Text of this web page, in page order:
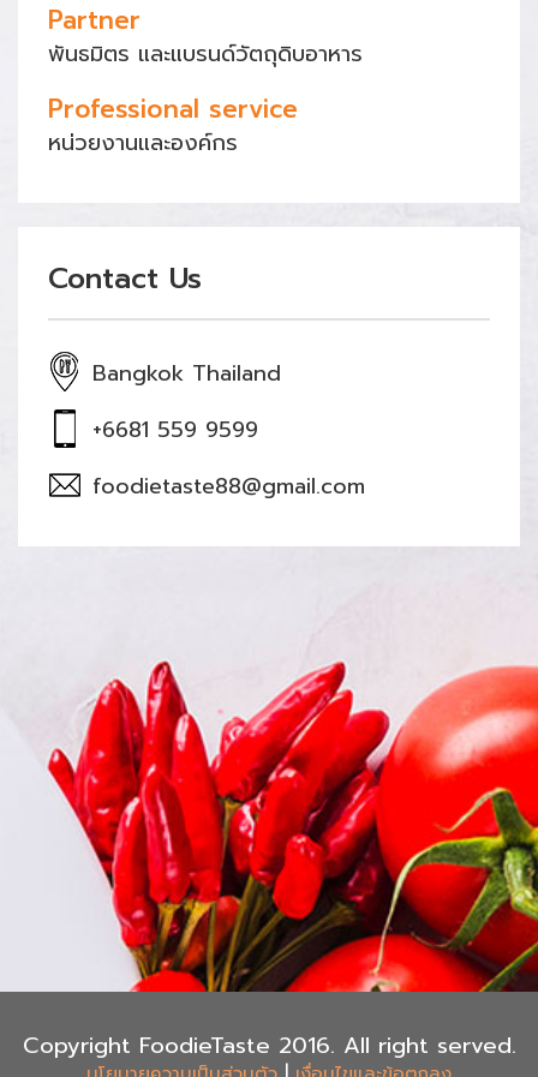
Partner
พันธมิตร และแบรนด์วัตถุดิบอาหาร
Professional service
หน่วยงานและองค์กร
Contact Us
Bangkok Thailand
+6681 559 9599
foodietaste88@gmail.com
Copyright FoodieTaste 2016. All right served.